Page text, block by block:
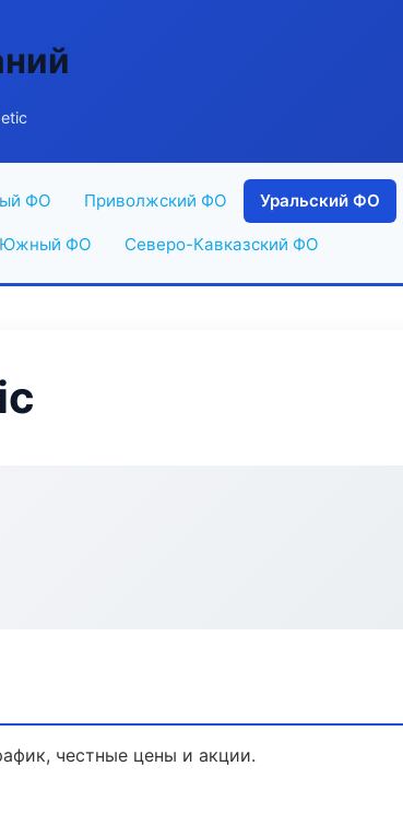
ФО Приволжский ФО Уральский ФО
Южный ФО Северо-Кавказский ФО
честные цены и акции.